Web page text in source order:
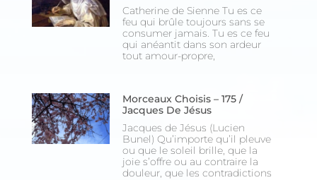
Catherine de Sienne Tu es ce
feu qui brûle toujours sans se
consumer jamais. Tu es ce feu
qui anéantit dans son ardeur
tout amour-propre,
Morceaux Choisis – 175 /
Jacques De Jésus
Jacques de Jésus (Lucien
Bunel) Qu’importe qu’il pleuve
ou que le soleil brille, que la
joie s’offre ou au contraire la
douleur, que les contradictions